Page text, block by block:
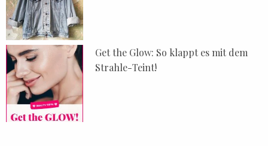
Get the Glow: So klappt es mit dem
Strahle-Teint!